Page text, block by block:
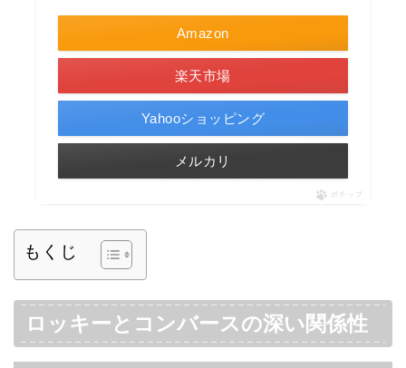
Amazon
楽天市場
Yahooショッピング
メルカリ
ポチップ
もくじ
ロッキーとコンバースの深い関係性